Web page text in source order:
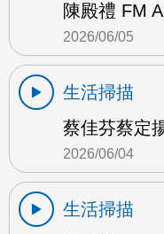
陳殿禮 FM
2026/06/05
生活掃描
蔡佳芬蔡定
2026/06/04
生活掃描